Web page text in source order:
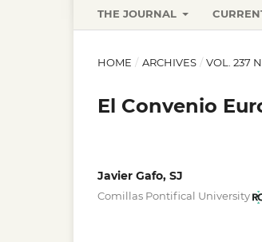
THE JOURNAL
HOME / ARCHIVES / VOL. 237
El Convenio
Javier Gafo, SJ
Comillas Pontifical University